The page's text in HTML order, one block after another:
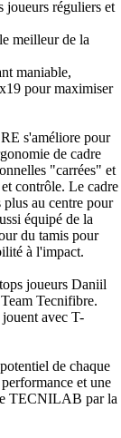
joueurs réguliers et
meilleur de la
maniable,
pour maximiser
s'améliore pour
de cadre
"carrées" et
contrôle. Le cadre
au centre pour
équipé de la
du tamis pour
à l'impact.
joueurs Daniil
Tecnifibre.
avec T-
de chaque
et une
TECNILAB par la